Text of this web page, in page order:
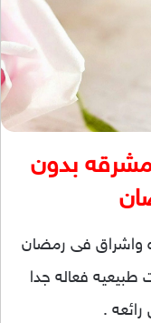
بدون
واشراق فى رمضان
فعاله جدا
.